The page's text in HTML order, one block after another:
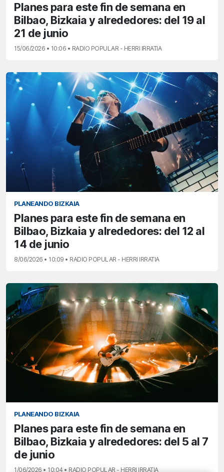
Planes para este fin de semana en
Bilbao, Bizkaia y alrededores: del 19 al
21 de junio
15/06/2026 • 10:06 • RADIO POPULAR - HERRI IRRATIA
PLANEANDO BIZKAIA
Planes para este fin de semana en
Bilbao, Bizkaia y alrededores: del 12 al
14 de junio
8/06/2026 • 10:09 • RADIO POPULAR - HERRI IRRATIA
PLANEANDO BIZKAIA
Planes para este fin de semana en
Bilbao, Bizkaia y alrededores: del 5 al 7
de junio
1/06/2026 • 10:04 • RADIO POPULAR - HERRI IRRATIA